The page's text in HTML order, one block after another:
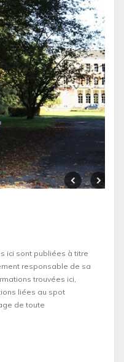
ici sont publiées à titre
responsable de sa
trouvées ici,
liées au spot
de toute